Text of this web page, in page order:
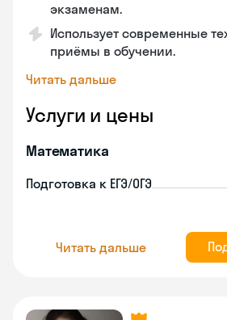
экзаменам.
Использует современные
приёмы в обучении.
Читать дальше
Услуги и цены
Математика
Подготовка к ЕГЭ/ОГЭ
Читать дальше